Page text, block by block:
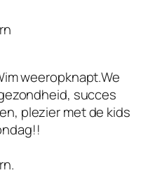
weeropknapt.We
succes
plezier met de kids